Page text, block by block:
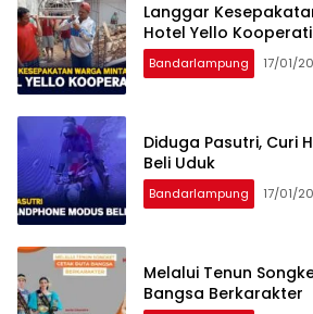
Langgar
Hotel Yello
Bandarlampung 17/01/
Diduga Pasutri, Curi
Beli Uduk
Bandarlampung 17/01/
Melalui Tenun
Bangsa Berkarakter